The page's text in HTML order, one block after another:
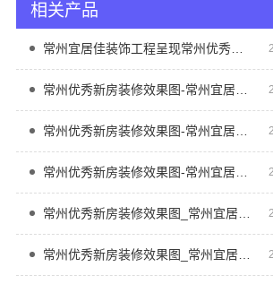
相关产品
常州宜居佳装饰工程呈现常州优秀新房装修效果图
常州优秀新房装修效果图-常州宜居佳装饰工程有限公司
常州优秀新房装修效果图-常州宜居佳装饰工程有限公司
常州优秀新房装修效果图-常州宜居佳装饰工程有限公司
常州优秀新房装修效果图_常州宜居佳装饰工程有限公司
常州优秀新房装修效果图_常州宜居佳装饰